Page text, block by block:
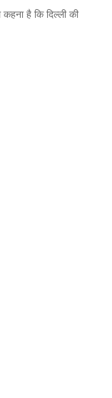
कहना है कि दिल्ली की